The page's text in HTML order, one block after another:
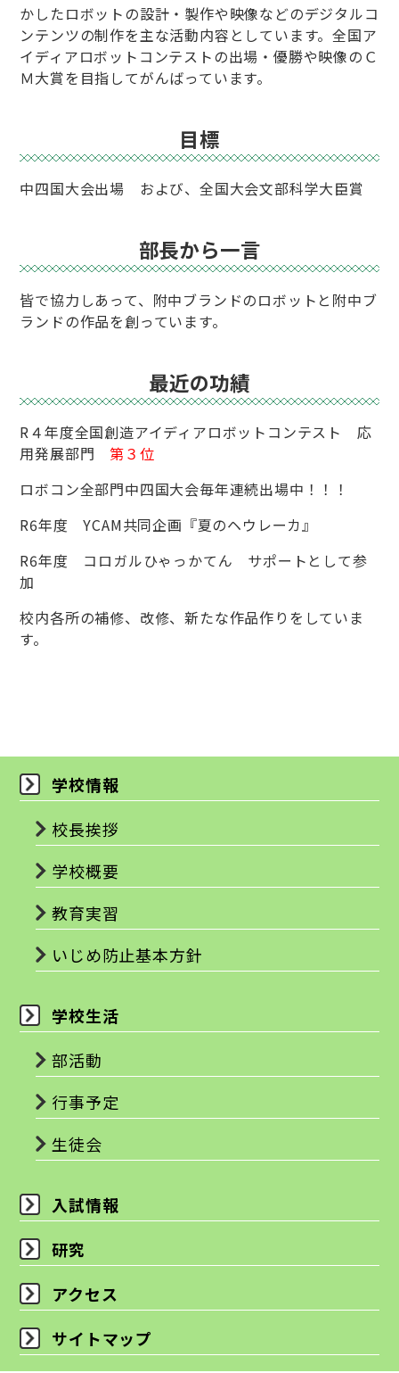
かしたロボットの設計・製作や映像などのデジタルコ
ンテンツの制作を主な活動内容としています。全国ア
イディアロボットコンテストの出場・優勝や映像のＣ
Ｍ大賞を目指してがんばっています。
目標
中四国大会出場 および、全国大会文部科学大臣賞
部長から一言
皆で協力しあって、附中ブランドのロボットと附中ブ
ランドの作品を創っています。
最近の功績
R４年度全国創造アイディアロボットコンテスト 応
用発展部門第３位
ロボコン全部門中四国大会毎年連続出場中！！！
R6年度 YCAM共同企画『夏のヘウレーカ』
R6年度 コロガルひゃっかてん サポートとして参
加
校内各所の補修、改修、新たな作品作りをしていま
す。
学校情報
校長挨拶
学校概要
教育実習
いじめ防止基本方針
学校生活
部活動
行事予定
生徒会
入試情報
研究
アクセス
サイトマップ